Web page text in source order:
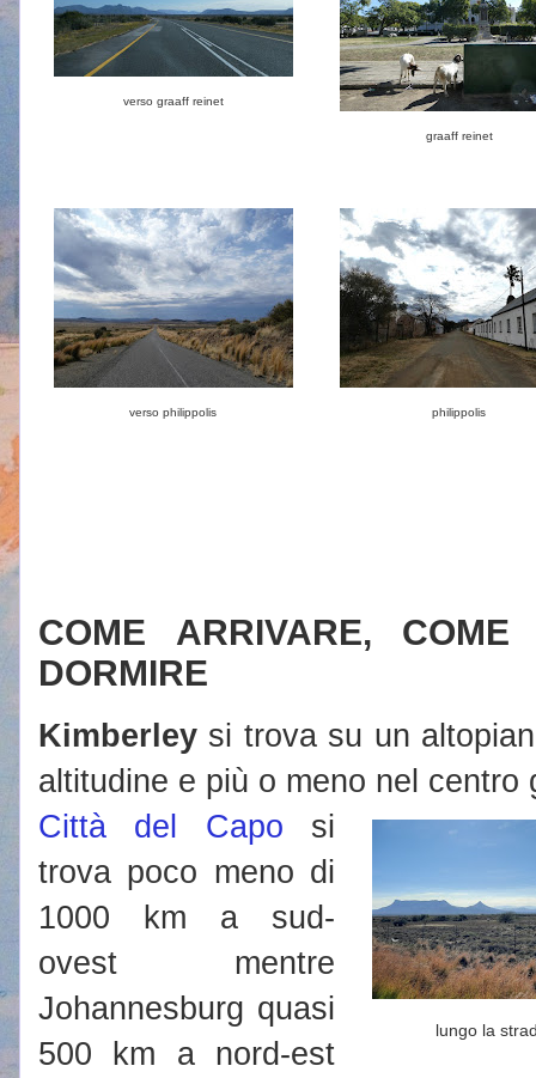
verso graaff reinet
graaff reinet
verso philippolis philippolis
COME ARRIVARE,
DORMIRE
Kimberley si trova su un
altitudine e più o meno nel centro
lungo la
Città del Capo si
trova poco meno di
1000 km a sud-
ovest mentre
Johannesburg quasi
500 km a nord-est